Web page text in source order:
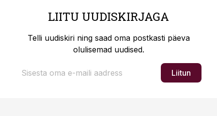
LIITU UUDISKIRJAGA
Telli uudiskiri ning saad oma postkasti päeva
olulisemad uudised.
Liitun